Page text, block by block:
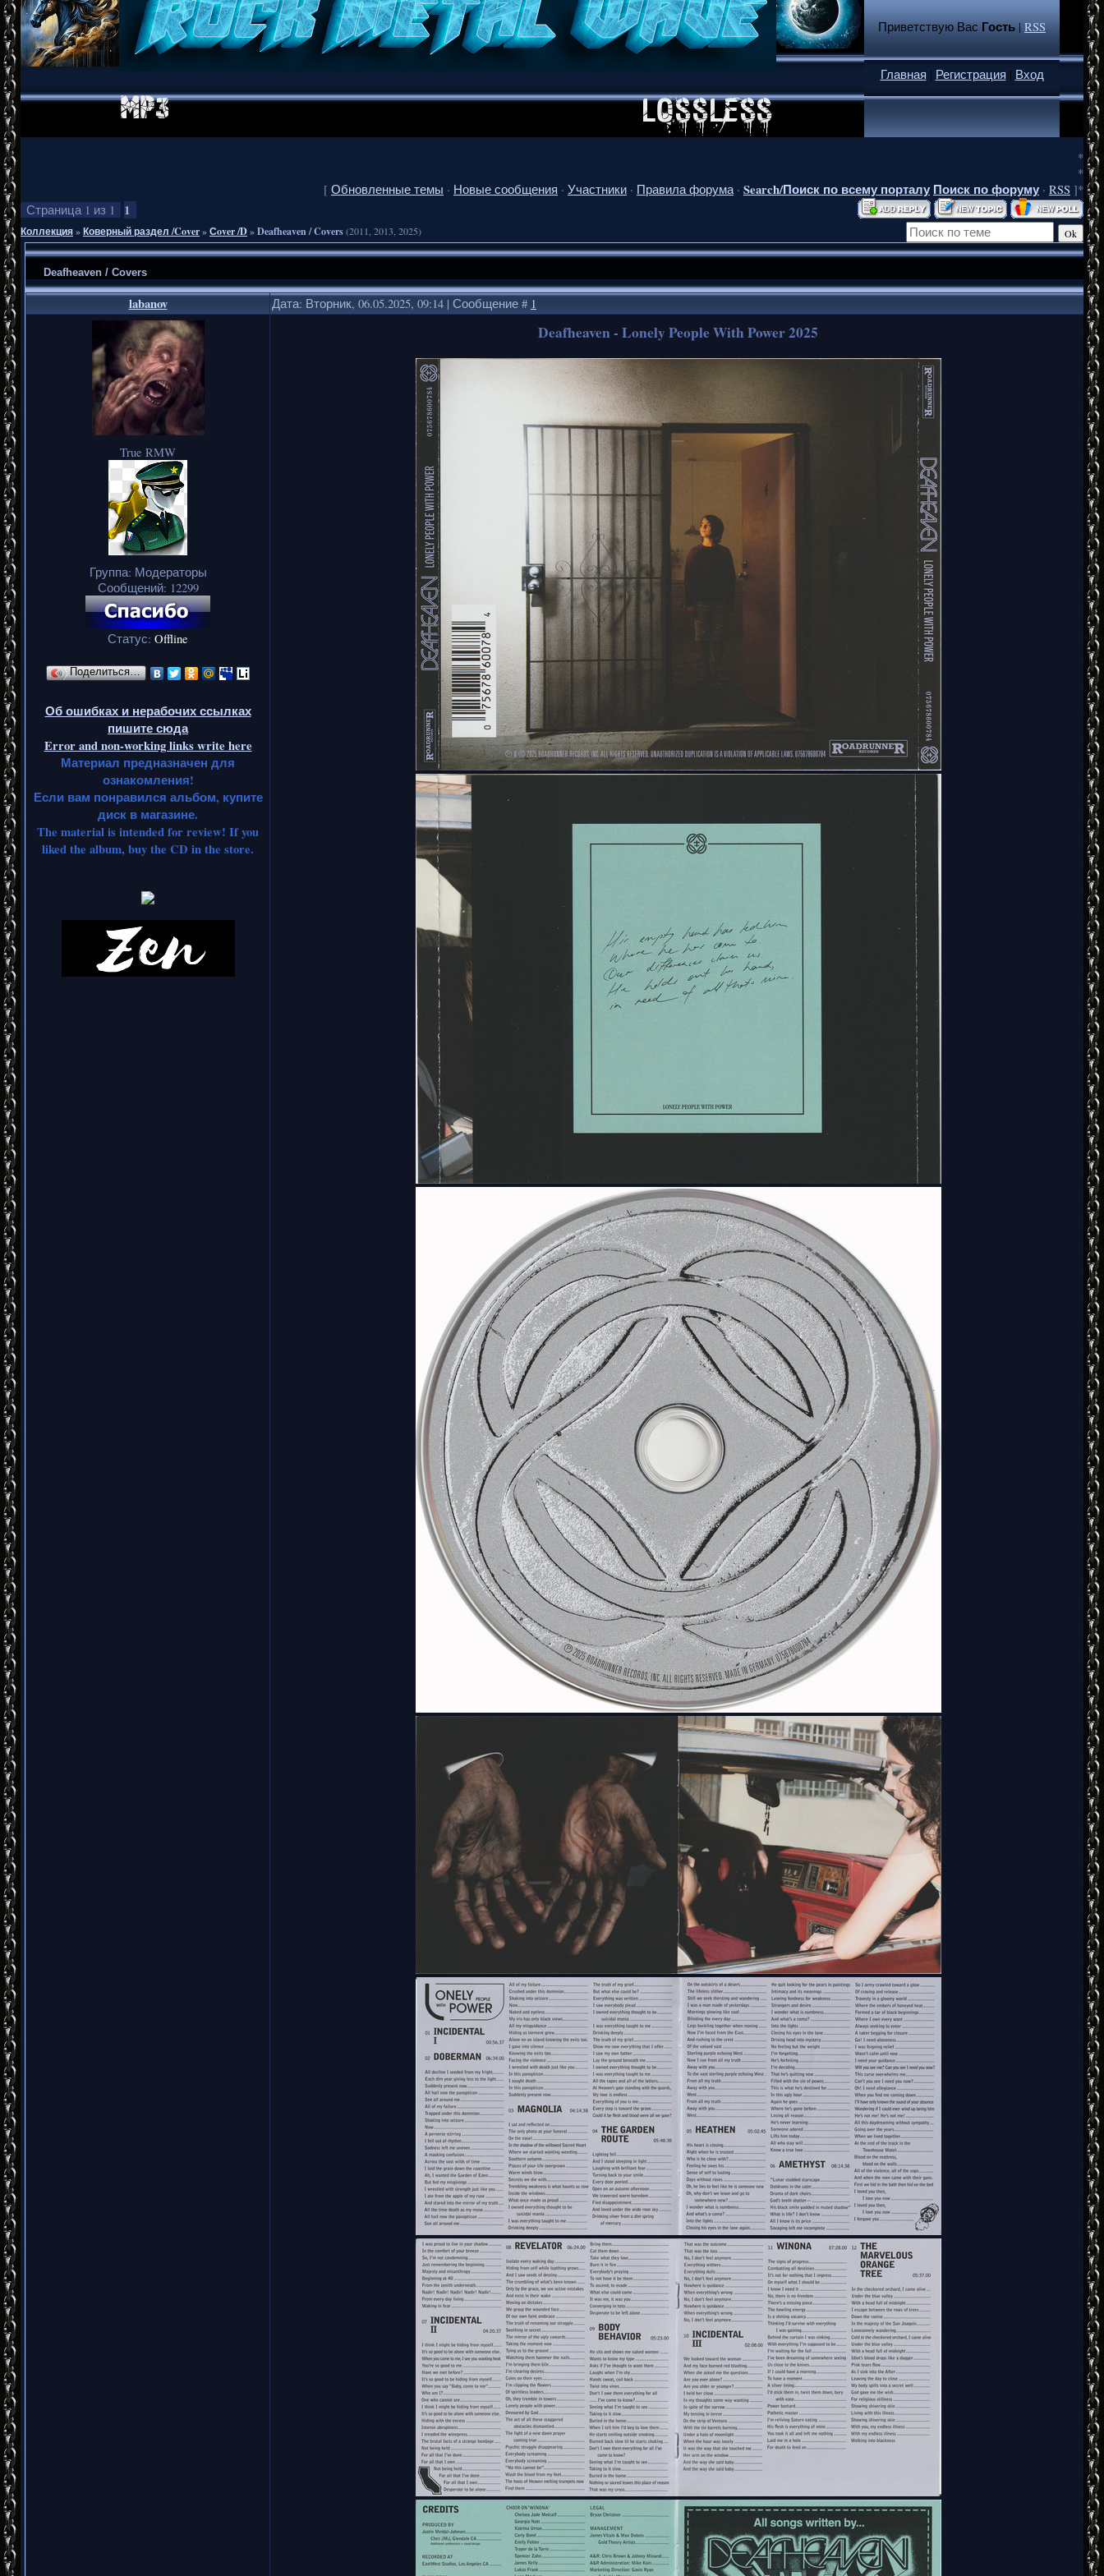
Приветствую Вас Гость|RSS
Главная | Регистрация | Вход
*
*
[ Обновленные темы · Новые сообщения · Участники · Правила форума · Search/Поиск по всему порталу Поиск по форуму · RSS ]*
Страница 1 из 1 1
Коллекция»Коверный раздел /Cover»Сover /D»Deafheaven / Covers(2011, 2013, 2025)
Deafheaven / Covers
labanov Дата: Вторник, 06.05.2025, 09:14 | Сообщение # 1
True RMW
Группа: Модераторы
Сообщений: 12299
Статус: Offline
Поделиться…
Об ошибках и нерабочих ссылках
пишите сюда
Error and non-working links write here
Материал предназначен для
ознакомления!
Если вам понравился альбом, купите
диск в магазине.
The material is intended for review! If you
liked the album, buy the CD in the store.
Deafheaven - Lonely People With Power 2025